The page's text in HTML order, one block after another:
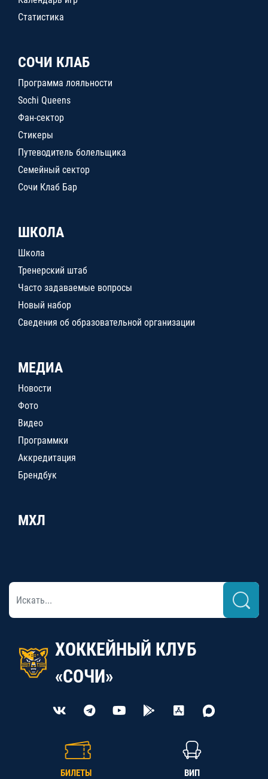
Статистика
СОЧИ КЛАБ
Программа лояльности
Sochi Queens
Фан-сектор
Стикеры
Путеводитель болельщика
Семейный сектор
Сочи Клаб Бар
ШКОЛА
Школа
Тренерский штаб
Часто задаваемые вопросы
Новый набор
Сведения об образовательной организации
МЕДИА
Новости
Фото
Видео
Программки
Аккредитация
Брендбук
МХЛ
ХОККЕЙНЫЙ КЛУБ
«СОЧИ»
БИЛЕТЫ ВИП